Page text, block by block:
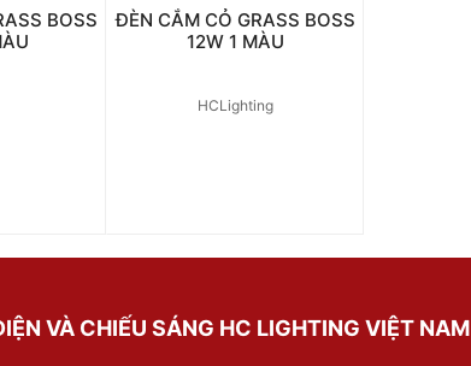
BOSS
ĐÈN CẮM CỎ GRASS BOSS
12W 1 MÀU
HCLighting
VÀ CHIẾU SÁNG HC LIGHTING VIỆT NAM